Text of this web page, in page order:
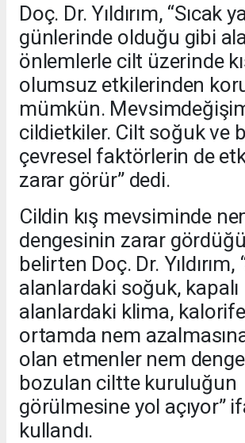
Doç. Dr. Yıldırım, “Sıcak
günlerinde olduğu gibi
önlemlerle cilt üzerinde
olumsuz etkilerinden
mümkün.
cildietkiler. Cilt soğuk ve
çevresel faktörlerin de
zarar görür” dedi.
Cildin kış mevsiminde
dengesinin zarar
belirten Doç. Dr. Yıldırım,
alanlardaki soğuk, kapalı
alanlardaki klima,
ortamda nem
olan etmenler nem
bozulan ciltte kuruluğun
görülmesine yol açıyor”
kullandı.